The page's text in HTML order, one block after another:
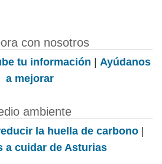
con nosotros
tu información | Ayúdanos
a mejorar
ambiente
la huella de carbono|
a cuidar de Asturias